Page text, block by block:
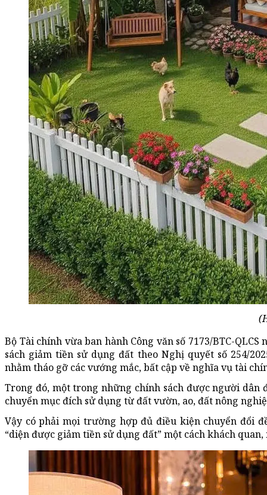
Bộ Tài chính vừa ban hành Công văn số 7173/BTC-
sách giảm tiền sử dụng đất theo Nghị quyết số 254/
nhằm tháo gỡ các vướng mắc, bất cập về nghĩa vụ tài
Trong đó, một trong những chính sách được người
chuyển mục đích sử dụng từ đất vườn, ao, đất nông
Vậy có phải mọi trường hợp đủ điều kiện chuyển đổi
“diện được giảm tiền sử dụng đất” một cách khách